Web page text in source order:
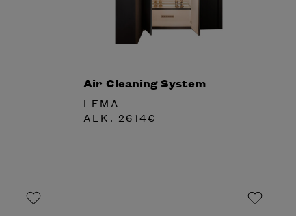
Air Cleaning System
LEMA
ALK. 2614€